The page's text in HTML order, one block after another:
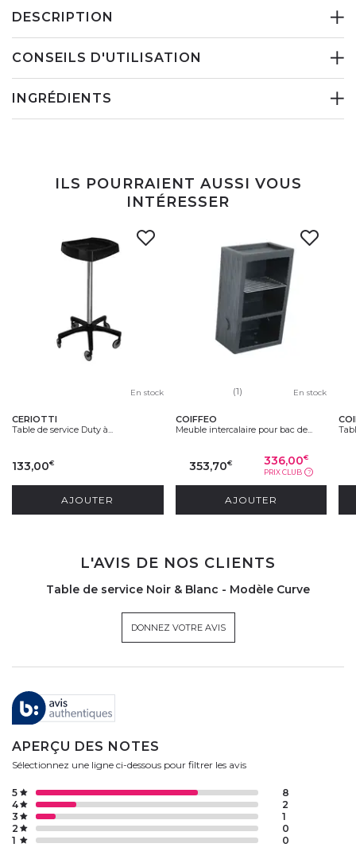
DESCRIPTION
CONSEILS D'UTILISATION
INGRÉDIENTS
ILS POURRAIENT AUSSI VOUS
INTÉRESSER
En stock
CERIOTTI
Table de service Duty à...
133,00€
AJOUTER
(1) En stock
COIFFEO
Meuble intercalaire pour bac de...
353,70€ 336,00€
PRIX CLUB ?
AJOUTER
L'AVIS DE NOS CLIENTS
Table de service Noir & Blanc - Modèle Curve
DONNEZ VOTRE AVIS
APERÇU DES NOTES
Sélectionnez une ligne ci-dessous pour filtrer les avis
1 0
2 0
3 1
4 2
5 8